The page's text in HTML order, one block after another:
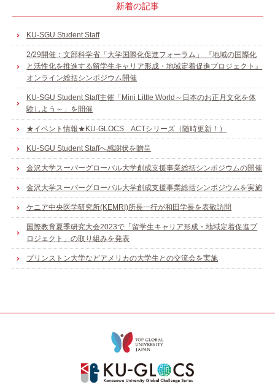
新着の記事
KU-SGU Student Staff
2/29開催：文部科学省「大学国際化促進フォーラム」 『地域の国際化
と活性化を推進する留学生キャリア形成・地域定着促進プロジェクト』
オンライン総括シンポジウム開催
KU-SGU Student Staff主催「Mini Little World～日本のお正月文化を体
験しよう～」を開催
★イベント情報★KU-GLOCS ACTシリーズ（随時更新！）
KU-SGU Student Staffへ感謝状を贈呈
金沢大学スーパーグローバル大学創成支援事業総括シンポジウムの開催
金沢大学スーパーグローバル大学創成支援事業総括シンポジウムを実施
ケニア中央医学研究所(KEMRI)所長一行が和田学長を表敬訪問
国際教育夏季研究大会2023で「留学生キャリア形成・地域定着促進プ
ロジェクト」の取り組みを発表
プリンストン大学などアメリカの大学生との交流会を実施